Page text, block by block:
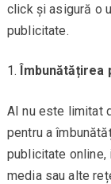
click și asigură o
publicitate.
Îmbunătățirea
AI nu este limitat
pentru a
publicitate
media sau alte